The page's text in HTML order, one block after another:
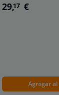
29,17 €
Agregar